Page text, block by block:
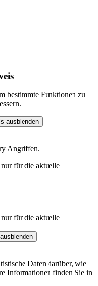
bestimmte Funktionen zu
ausblenden
Angriffen.
für die aktuelle
für die aktuelle
Daten darüber, wie
Informationen finden Sie in